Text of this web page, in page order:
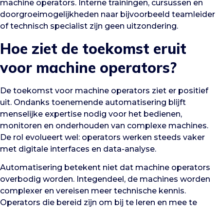
machine operators. Interne trainingen, cursussen en
doorgroeimogelijkheden naar bijvoorbeeld teamleider
of technisch specialist zijn geen uitzondering.
Hoe ziet de toekomst eruit
voor machine operators?
De toekomst voor machine operators ziet er positief
uit. Ondanks toenemende automatisering blijft
menselijke expertise nodig voor het bedienen,
monitoren en onderhouden van complexe machines.
De rol evolueert wel: operators werken steeds vaker
met digitale interfaces en data-analyse.
Automatisering betekent niet dat machine operators
overbodig worden. Integendeel, de machines worden
complexer en vereisen meer technische kennis.
Operators die bereid zijn om bij te leren en mee te